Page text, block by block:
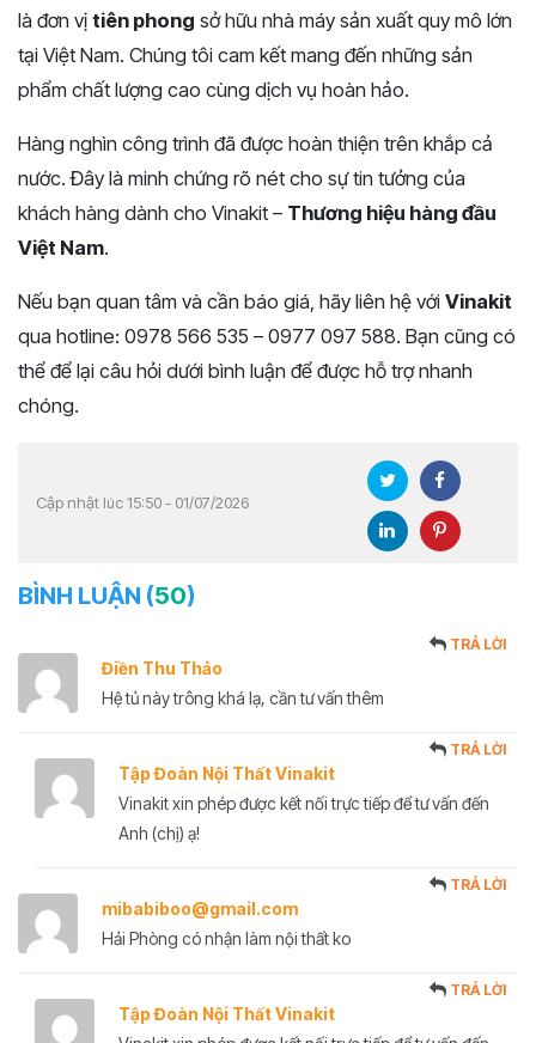
là đơn vị tiên phong sở hữu nhà máy sản xuất quy mô lớn
tại Việt Nam. Chúng tôi cam kết mang đến những sản
phẩm chất lượng cao cùng dịch vụ hoàn hảo.
Hàng nghìn công trình đã được hoàn thiện trên khắp cả
nước. Đây là minh chứng rõ nét cho sự tin tưởng của
khách hàng dành cho Vinakit – Thương hiệu hàng đầu
Việt Nam.
Nếu bạn quan tâm và cần báo giá, hãy liên hệ với Vinakit
qua hotline: 0978 566 535 – 0977 097 588. Bạn cũng có
thể để lại câu hỏi dưới bình luận để được hỗ trợ nhanh
chóng.
Cập nhật lúc 15:50 - 01/07/2026
BÌNH LUẬN (50)
Điền Thu Thảo
TRẢ LỜI
Hệ tủ này trông khá lạ, cần tư vấn thêm
Tập Đoàn Nội Thất Vinakit
TRẢ LỜI
Vinakit xin phép được kết nối trực tiếp để tư vấn đến
Anh (chị) ạ!
mibabiboo@gmail.com
TRẢ LỜI
Hải Phòng có nhận làm nội thất ko
Tập Đoàn Nội Thất Vinakit
TRẢ LỜI